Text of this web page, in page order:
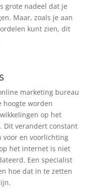
grote nadeel dat je
Maar, zoals je aan
kunt zien, dit
marketing bureau
hoogte worden
op het
Dit verandert constant
en voorlichting
het internet is niet
Een specialist
hoe dat in te zetten